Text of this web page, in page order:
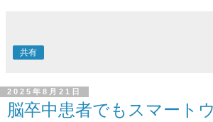
共有
2025年8月21日
脳卒中患者でもスマート